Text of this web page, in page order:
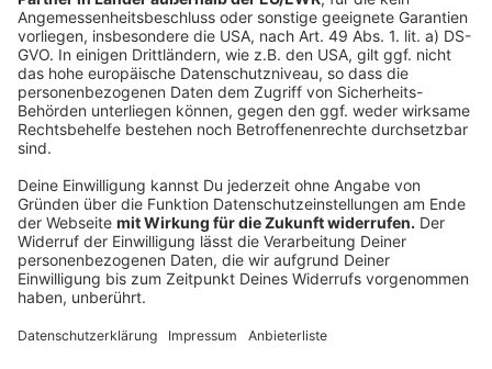
("My Universe"), die Coldplay eine neue Generation von
Fans bescherte. Bei "Good Feeling" singt die
nigerianische Afropop-Musikerin Ayra Starr mit.
Anzeige
Die Single "WE PRAY" von Coldplay
Anzeige
Wir benötigen Ihre